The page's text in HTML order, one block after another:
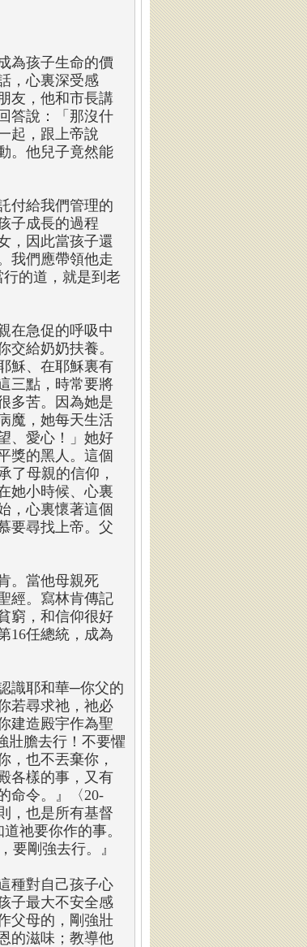
為孩子生命的價
，心裏深受感
友，他和市長講
答說：「那沒什
起，跟上帝說
。他兒子竟然能
付給我們管理的
子成長的過程
，因此當孩子還
我們應帶領他走
的道，就是到老
在急促的呼吸中
給奶奶扶養。
穌、在耶穌裏有
三點，時常要將
多苦。因為她是
魔，她每天生活
、愛心！」她好
獎的黑人。這個
了母親的信仰，
她小時候、心裏
，心裏懷著這個
要尋找上帝。父
。當他母親死
經。寫林肯傳記
窮，和信仰很好
16任總統，成為
識耶和華─你父的
若尋求祂，祂必
建造殿宇作為聖
壯膽去行！不要懼
，也不丟棄你，
各樣的事，又有
命令。』〈20-
，也是所有基督
祂要你作的事。
要剛強去行。』
種對自己孩子心
子最大不安全感
父母的，剛強壯
的滋味；教導他